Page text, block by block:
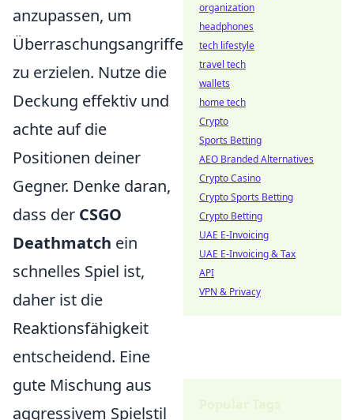
anzupassen, um
Überraschungsangriffe
zu erzielen. Nutze die
Deckung effektiv und
achte auf die
Positionen deiner
Gegner. Denke daran,
dass der CSGO
Deathmatch ein
schnelles Spiel ist,
daher ist die
Reaktionsfähigkeit
entscheidend. Eine
gute Mischung aus
aggressivem Spielstil
organization
headphones
tech lifestyle
travel tech
wallets
home tech
Crypto
Sports Betting
AEO Branded Alternatives
Crypto Casino
Crypto Sports Betting
Crypto Betting
UAE E-Invoicing
UAE E-Invoicing & Tax
API
VPN & Privacy